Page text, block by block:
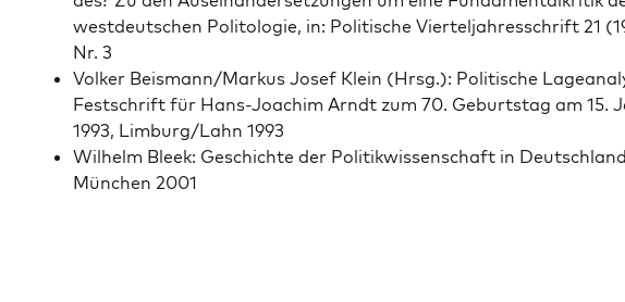
west­deutschen Poli­tolo­gie, in: Poli­tis­che Viertel­jahress­chrift 21
Nr. 3
Volk­er Beismann/Markus Josef Klein (Hrsg.): Poli­tis­che
Festschrift für Hans-Joachim Arndt zum 70. Geburt­stag am 15.
1993, Limburg/Lahn 1993
Wil­helm Bleek: Geschichte der Poli­tik­wis­senschaft in
München 2001